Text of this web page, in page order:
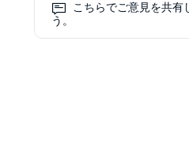
グ、書き
こちらでご意見を共有
う。